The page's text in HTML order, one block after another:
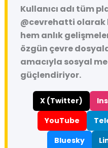
Kullanıcı adı tüm
@cevrehatti olarak
hem anlık
özgün çevre
amacıyla sosyal
güçlendiriyor.
X (Twitter)
YouTube
Bluesky